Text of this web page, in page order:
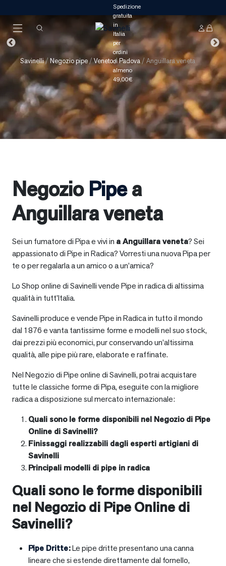
Savinelli/ Negozio pipe/Veneto/Padova / Anguillara veneta
Negozio Pipea
Anguillara veneta
Sei un fumatore di Pipa e vivi in aAnguillara veneta? Sei
appassionato di Pipe in Radica? Vorresti una nuova Pipa per
te o per regalarla a un amico o a un’amica?
Lo Shop online di Savinelli vende Pipe in radica di altissima
qualità in tutt’Italia.
Savinelli produce e vende Pipe in Radica in tutto il mondo
dal 1876 e vanta tantissime forme e modelli nel suo stock,
dai prezzi più economici, pur conservando un’altissima
qualità, alle pipe più rare, elaborate e raffinate.
Nel Negozio di Pipe online di Savinelli, potrai acquistare
tutte le classiche forme di Pipa, eseguite con la migliore
radica a disposizione sul mercato internazionale:
Quali sono le forme disponibili nel Negozio di Pipe
Online di Savinelli?
Finissaggi realizzabili dagli esperti artigiani di
Savinelli
Principali modelli di pipe in radica
Quali sono le forme disponibili
nel Negozio di Pipe Online di
Savinelli?
Pipe Dritte:Le pipe dritte presentano una canna
lineare che si estende direttamente dal fornello,